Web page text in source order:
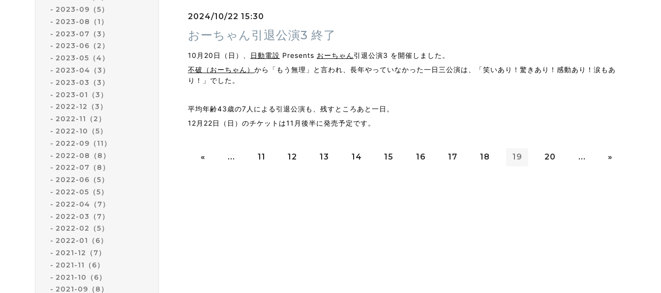
2023-09（5）
2023-08（1）
2023-07（3）
2023-06（2）
2023-05（4）
2023-04（3）
2023-03（3）
2023-01（3）
2022-12（3）
2022-11（2）
2022-10（5）
2022-09（11）
2022-08（8）
2022-07（8）
2022-06（5）
2022-05（5）
2022-04（7）
2022-03（7）
2022-02（5）
2022-01（6）
2021-12（7）
2021-11（6）
2021-10（6）
2021-09（8）
2024/10/22 15:30
おーちゃん引退公演3 終了
10月20日（日）、 日動電設 Presents おーちゃん引退公演3 を開催しました。
不破（おーちゃん） から「もう無理」と言われ、長年やっていなかった一日三公演は、「笑いあり！驚きあり！感動あり！涙もあ
り！」でした。
平均年齢43歳の7人による引退公演も、残すところあと一日。
12月22日（日）のチケットは11月後半に発売予定です。
« ... 11 12 13 14 15 16 17 18 19 20 ... »